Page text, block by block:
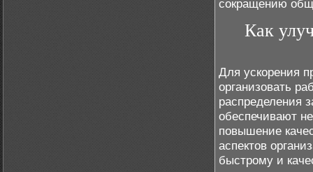
сокращению
Как
Для ускорения
организовать
распределения
обеспечивают
повышение
аспектов
быстрому и